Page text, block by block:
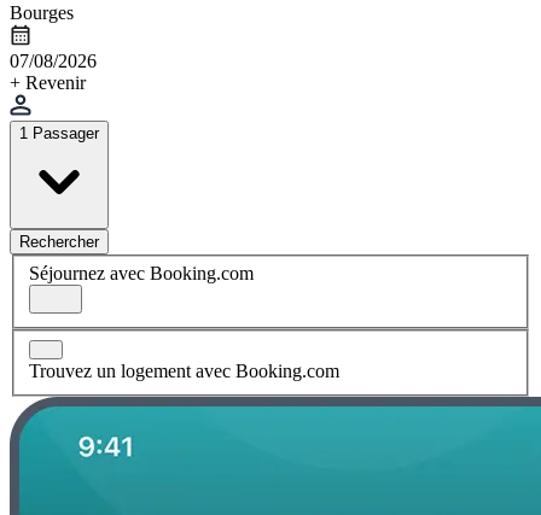
Bourges
07/08/2026
+ Revenir
1 Passager
Rechercher
Séjournez avec Booking.com
Trouvez un logement avec Booking.com